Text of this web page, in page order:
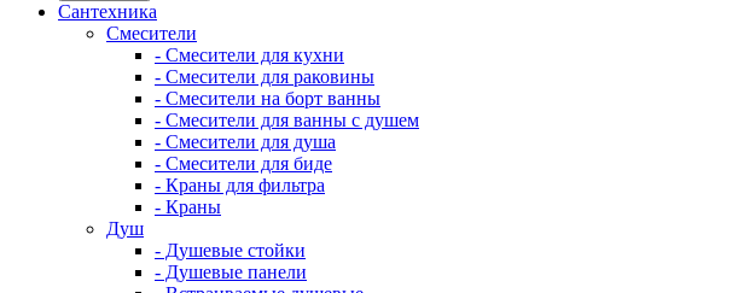
Сантехника
Смесители
- Смесители для кухни
- Смесители для раковины
- Смесители на борт ванны
- Смесители для ванны с душем
- Смесители для душа
- Смесители для биде
- Краны для фильтра
- Краны
Душ
- Душевые стойки
- Душевые панели